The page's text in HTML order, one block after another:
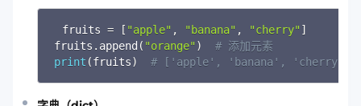
fruits = [ "apple" , "banana" , "cherry" ]
fruits . append ( "orange" )
# 添加元素
print (fruits) # ['apple', 'banana', 'cherry',